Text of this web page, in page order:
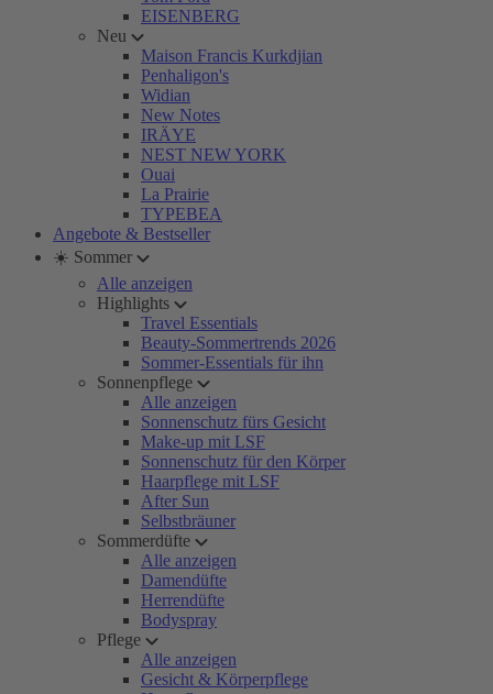
EISENBERG
Neu
Maison Francis Kurkdjian
Penhaligon's
Widian
New Notes
IRÄYE
NEST NEW YORK
Ouai
La Prairie
TYPEBEA
Angebote & Bestseller
☀️ Sommer
Alle anzeigen
Highlights
Travel Essentials
Beauty-Sommertrends 2026
Sommer-Essentials für ihn
Sonnenpflege
Alle anzeigen
Sonnenschutz fürs Gesicht
Make-up mit LSF
Sonnenschutz für den Körper
Haarpflege mit LSF
After Sun
Selbstbräuner
Sommerdüfte
Alle anzeigen
Damendüfte
Herrendüfte
Bodyspray
Pflege
Alle anzeigen
Gesicht & Körperpflege